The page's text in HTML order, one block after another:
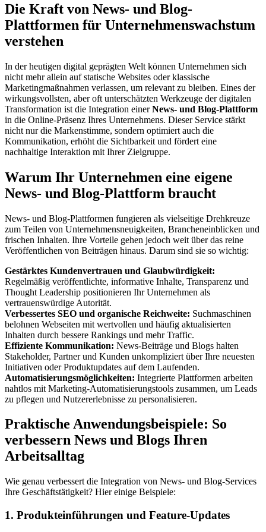
Die Kraft von News- und Blog-
Plattformen für Unternehmenswachstum
verstehen
In der heutigen digital geprägten Welt können Unternehmen sich
nicht mehr allein auf statische Websites oder klassische
Marketingmaßnahmen verlassen, um relevant zu bleiben. Eines der
wirkungsvollsten, aber oft unterschätzten Werkzeuge der digitalen
Transformation ist die Integration einerNews- und Blog-Plattform
in die Online-Präsenz Ihres Unternehmens. Dieser Service stärkt
nicht nur die Markenstimme, sondern optimiert auch die
Kommunikation, erhöht die Sichtbarkeit und fördert eine
nachhaltige Interaktion mit Ihrer Zielgruppe.
Warum Ihr Unternehmen eine eigene
News- und Blog-Plattform braucht
News- und Blog-Plattformen fungieren als vielseitige Drehkreuze
zum Teilen von Unternehmensneuigkeiten, Brancheneinblicken und
frischen Inhalten. Ihre Vorteile gehen jedoch weit über das reine
Veröffentlichen von Beiträgen hinaus. Darum sind sie so wichtig:
Gestärktes Kundenvertrauen und Glaubwürdigkeit:
Regelmäßig veröffentlichte, informative Inhalte, Transparenz und
Thought Leadership positionieren Ihr Unternehmen als
vertrauenswürdige Autorität.
Verbessertes SEO und organische Reichweite: Suchmaschinen
belohnen Webseiten mit wertvollen und häufig aktualisierten
Inhalten durch bessere Rankings und mehr Traffic.
Effiziente Kommunikation: News-Beiträge und Blogs halten
Stakeholder, Partner und Kunden unkompliziert über Ihre neuesten
Initiativen oder Produktupdates auf dem Laufenden.
Automatisierungsmöglichkeiten: Integrierte Plattformen arbeiten
nahtlos mit Marketing-Automatisierungstools zusammen, um Leads
zu pflegen und Nutzererlebnisse zu personalisieren.
Praktische Anwendungsbeispiele: So
verbessern News und Blogs Ihren
Arbeitsalltag
Wie genau verbessert die Integration von News- und Blog-Services
Ihre Geschäftstätigkeit? Hier einige Beispiele:
1. Produkteinführungen und Feature-Updates